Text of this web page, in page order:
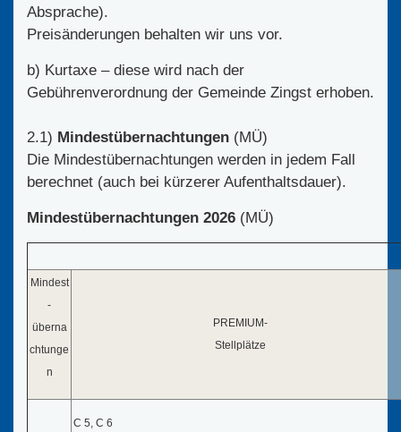
Absprache).
Preisänderungen behalten wir uns vor.
b) Kurtaxe – diese wird nach der
Gebührenverordnung der Gemeinde Zingst erhoben.
2.1) Mindestübernachtungen (MÜ)
Die Mindestübernachtungen werden in jedem Fall
berechnet (auch bei kürzerer Aufenthaltsdauer).
Mindestübernachtungen 2026 (MÜ)
Mindest
-
überna
chtunge
n
PREMIUM-
Stellplätze
C 5, C 6